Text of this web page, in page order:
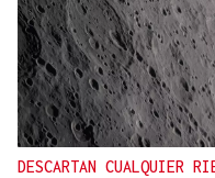
DESCARTAN CUALQUIER